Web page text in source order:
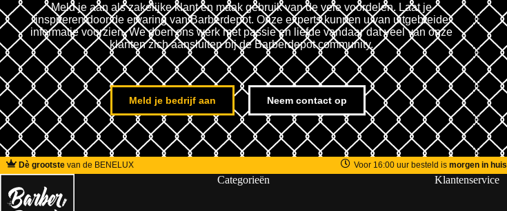
Meld je aan als zakelijke klant en maak gebruik van de vele voordelen. Laat je
inspireren door de ervaring van Barberdepot. Onze experts kunnen u van uitgebreide
informatie voorzien. We doen ons werk met passie en liefde vandaar dat veel van onze
klanten zich aansluiten bij de Barberdepot community.
Meld je bedrijf aan Neem contact op
Dè grootste van de BENELUX Voor 16:00 uur besteld ismorgen in huis
Categorieën Klantenservice